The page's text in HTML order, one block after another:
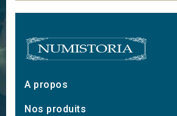
A propos
Nos produits